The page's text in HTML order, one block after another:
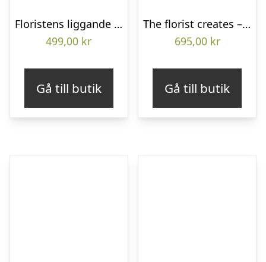
Floristens liggande bukett
499,00 kr
Gå till butik
The florist creates – Funeral bouquet
695,00 kr
Gå till butik